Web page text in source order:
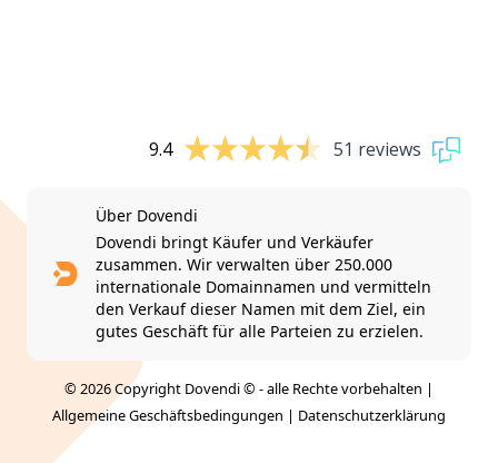
9.4 51 reviews
Über Dovendi
Dovendi bringt Käufer und Verkäufer
zusammen. Wir verwalten über 250.000
internationale Domainnamen und vermitteln
den Verkauf dieser Namen mit dem Ziel, ein
gutes Geschäft für alle Parteien zu erzielen.
© 2026 Copyright Dovendi © - alle Rechte vorbehalten |
Allgemeine Geschäftsbedingungen | Datenschutzerklärung